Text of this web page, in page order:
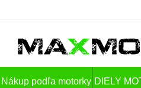
Nákup podľa motorky DIELY